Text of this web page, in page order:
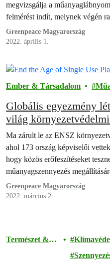
megvizsgálja a
felmérést indít, melynek végén
Greenpeace Magyarország
2022. április 1.
Ember & Társadalom
Globális egyezmény
világ
műanyagszennyezés
Ma zárult le az ENSZ
ahol 173 ország képviselői
hogy közös erőfeszítéseket
műanyagszennyezés
Greenpeace Magyarország
2022. március 2.
Természet &